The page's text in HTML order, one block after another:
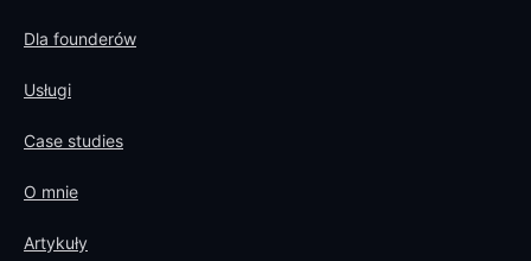
Dla founderów
Usługi
Case studies
O mnie
Artykuły